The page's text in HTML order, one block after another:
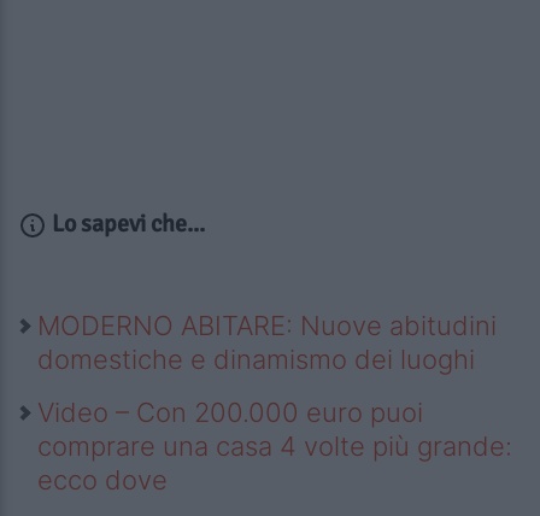
Lo sapevi che...
MODERNO ABITARE: Nuove abitudini
domestiche e dinamismo dei luoghi
Video – Con 200.000 euro puoi
comprare una casa 4 volte più grande:
ecco dove